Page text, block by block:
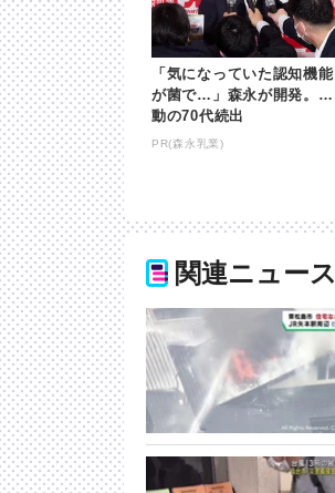
「気になっていた認知機能
が菌で…」森永が開発。感
動の70代続出
PR(森永乳業)
関連ニュース